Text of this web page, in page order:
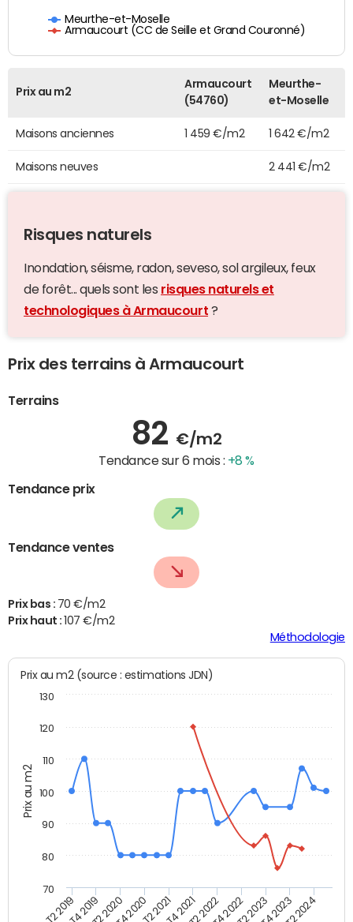
Meurthe-et-Moselle
Armaucourt (CC de Seille et Grand Couronné)
Prix au m2
Armaucourt
(54760)
Meurthe-
et-Moselle
Maisons anciennes 1 459 €/m2 1 642 €/m2
Maisons neuves 2 441 €/m2
Risques naturels
Inondation, séisme, radon, seveso, sol argileux, feux
de forêt... quels sont les risques naturels et
technologiques à Armaucourt ?
Prix des terrains à Armaucourt
Terrains
82 €/m2
Tendance sur 6 mois : +8 %
Tendance prix
Tendance ventes
Prix bas : 70 €/m2
Prix haut :107 €/m2
Méthodologie
Prix au m2
Prix au m2 (source : estimations JDN)
T2 2019T4 2019T2 2020T4 2020T2 2021T4 2021T2 2022T4 2022T2 2023T4 2023T2 2024
70
80
90
100
110
120
130